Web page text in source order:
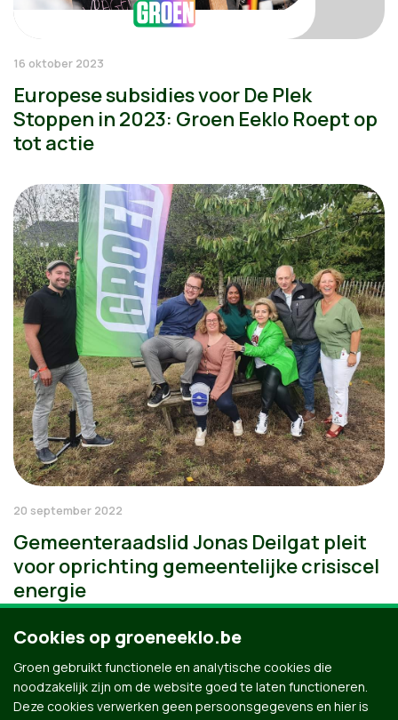
16 oktober 2023
Europese subsidies voor De Plek
Stoppen in 2023: Groen Eeklo Roept op
tot actie
20 september 2022
Gemeenteraadslid Jonas Deilgat pleit
voor oprichting gemeentelijke crisiscel
energie
Cookies op groeneeklo.be
Groen gebruikt functionele en analytische cookies die
noodzakelijk zijn om de website goed te laten functioneren.
Deze cookies verwerken geen persoonsgegevens en hier is